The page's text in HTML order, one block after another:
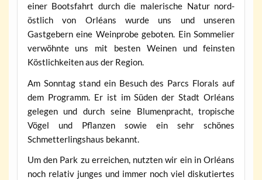
einer Bootsfahrt durch die malerische Natur nord-
östlich von Orléans wurde uns und unseren
Gastgebern eine Weinprobe geboten. Ein Sommelier
verwöhnte uns mit besten Weinen und feinsten
Köstlichkeiten aus der Region.
Am Sonntag stand ein Besuch des Parcs Florals auf
dem Programm. Er ist im Süden der Stadt Orléans
gelegen und durch seine Blumenpracht, tropische
Vögel und Pflanzen sowie ein sehr schönes
Schmetterlingshaus bekannt.
Um den Park zu erreichen, nutzten wir ein in Orléans
noch relativ junges und immer noch viel diskutiertes